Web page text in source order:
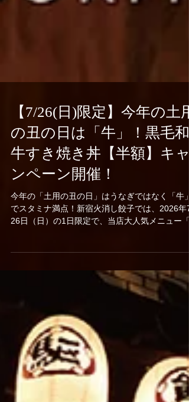
【7/26(日)限定】今年の土用
の丑の日は「牛」！黒毛和
牛すき焼き丼【半額】キャ
ンペーン開催！
今年の「土用の丑の日」はうなぎではなく「牛」
樺牛（くろはなぎゅう）すき焼き丼」の驚愕の半
で育った最高級黒毛和牛のとろけるようなお肉
に、特製の甘辛い割下、さらに栄養価抜群の濃厚
な高級卵「龍のたまご」が絡み合う極上の一杯。
通常1,980円（税抜）のところ、この日だけはな
と特別価格の990円（税抜）でご提供！1,000円
切る価格で最高級和牛を堪能できる奇跡のチャン
スです。提灯が灯る江戸情緒あふれる活気ある店
内で、お祭り気分を味わいながら絶品和牛を頬張
る非日常体験をお楽しみください。当日は大変な
混雑や完売が予想されますので、食べログからの